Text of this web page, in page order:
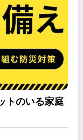
トのいる家庭